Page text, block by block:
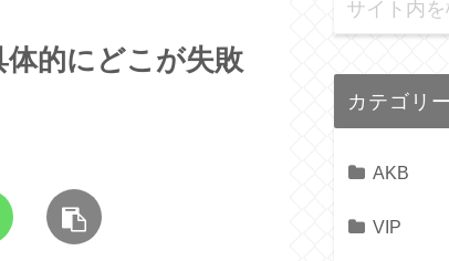
的にどこが失敗
カテゴリー
AKB
VIP